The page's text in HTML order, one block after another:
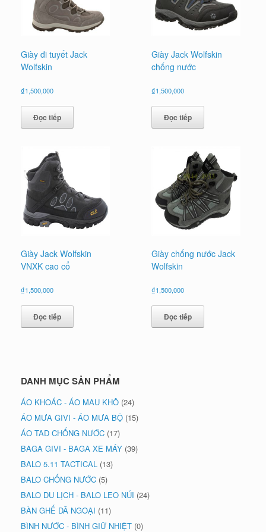
Giày đi tuyết Jack
Wolfskin
₫1,500,000
Đọc tiếp
Giày Jack Wolfskin
chống nước
₫1,500,000
Đọc tiếp
Giày Jack Wolfskin
VNXK cao cổ
₫1,500,000
Đọc tiếp
Giày chống nước Jack
Wolfskin
₫1,500,000
Đọc tiếp
DANH MỤC SẢN PHẨM
ÁO KHOÁC - ÁO MAU KHÔ (24)
ÁO MƯA GIVI - ÁO MƯA BỘ (15)
ÁO TAD CHỐNG NƯỚC (17)
BAGA GIVI - BAGA XE MÁY (39)
BALO 5.11 TACTICAL (13)
BALO CHỐNG NƯỚC (5)
BALO DU LỊCH - BALO LEO NÚI (24)
BÀN GHẾ DÃ NGOẠI (11)
BÌNH NƯỚC - BÌNH GIỮ NHIỆT (0)